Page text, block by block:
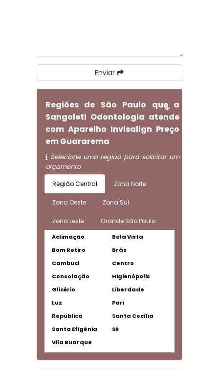
Enviar
Regiões de São Paulo que a
Sangoleti Odontologia atende
com Aparelho Invisalign Preço
em Guararema
Selecione uma região para solicitar um
orçamento
Região Central Zona Norte
Zona Oeste Zona Sul
Zona Leste Grande São Paulo
Aclimação
Bela Vista
Bom Retiro
Brás
Cambuci
Centro
Consolação
Higienópolis
Glicério
Liberdade
Luz
Pari
República
Santa Cecília
Santa Efigênia
Sé
Vila Buarque